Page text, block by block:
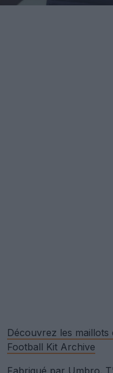
Découvrez les maillots
Football Kit Archive
Fabriqué par Umbro.